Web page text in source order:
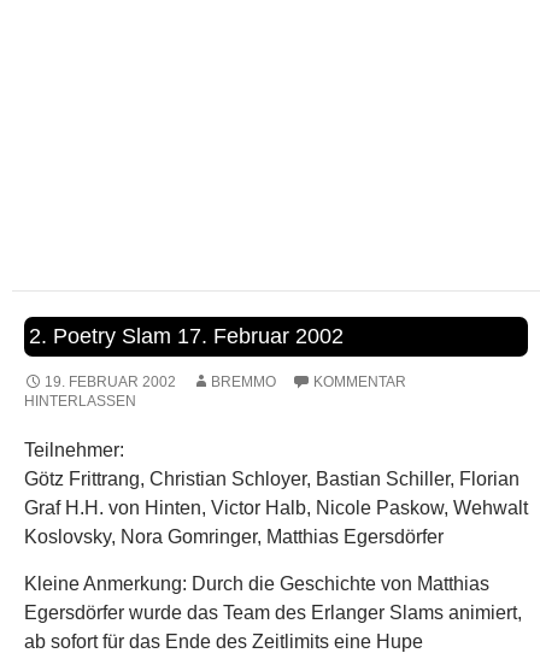
2. Poetry Slam 17. Februar 2002
19. FEBRUAR 2002 BREMMO
KOMMENTAR
HINTERLASSEN
Teilnehmer:
Götz Frittrang, Christian Schloyer, Bastian Schiller, Florian
Graf H.H. von Hinten, Victor Halb, Nicole Paskow, Wehwalt
Koslovsky, Nora Gomringer, Matthias Egersdörfer
Kleine Anmerkung: Durch die Geschichte von Matthias
Egersdörfer wurde das Team des Erlanger Slams animiert,
ab sofort für das Ende des Zeitlimits eine Hupe